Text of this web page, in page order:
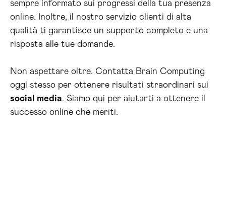
sempre informato sui progressi della tua presenza
online. Inoltre, il nostro servizio clienti di alta
qualità ti garantisce un supporto completo e una
risposta alle tue domande.
Non aspettare oltre. Contatta Brain Computing
oggi stesso per ottenere risultati straordinari sui
social media. Siamo qui per aiutarti a ottenere il
successo online che meriti.